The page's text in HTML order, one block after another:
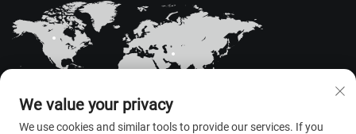
We value your privacy
We use cookies and similar tools to provide our services. If you